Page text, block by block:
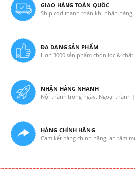
GIAO HÀNG TOÀN QUỐC
Ship cod thanh toán khi nhận hàng
ĐA DẠNG SẢN PHẨM
Hơn 3000 sản phẩm chọn lọc &
NHẬN HÀNG NHANH
Nội thành trong ngày. Ngoại thành
HÀNG CHÍNH HÃNG
Cam kết hàng chính hãng, an tâm